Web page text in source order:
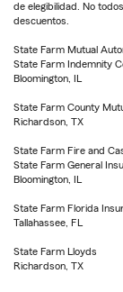
de elegibilidad. No
descuentos.
State Farm Mutual
State Farm Indemnity
Bloomington, IL
State Farm County
Richardson, TX
State Farm Fire and
State Farm General
Bloomington, IL
State Farm Florida
Tallahassee, FL
State Farm Lloyds
Richardson, TX